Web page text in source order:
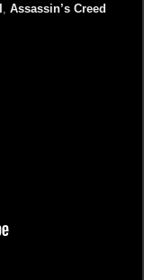
,Assassin’s Creed